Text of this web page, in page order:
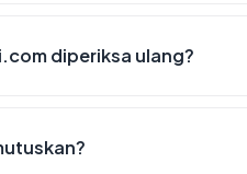
diperiksa ulang?